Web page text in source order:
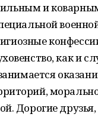
и
как и
Дорогие друзья,